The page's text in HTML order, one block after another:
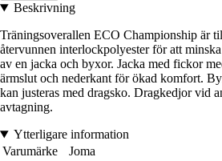
Beskrivning
Träningsoverallen ECO Championship är
återvunnen interlockpolyester för att
av en jacka och byxor. Jacka med fickor
ärmslut och nederkant för ökad komfort.
kan justeras med dragsko. Dragkedjor vid
avtagning.
Ytterligare information
Varumärke
Joma